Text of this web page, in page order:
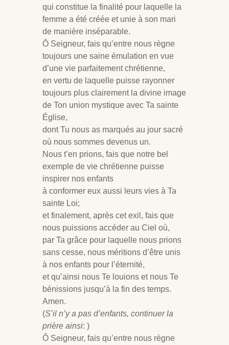
qui constitue la finalité pour laquelle la
femme a été créée et unie à son mari
de manière inséparable.
Ô Seigneur, fais qu’entre nous règne
toujours une saine émulation en vue
d’une vie parfaitement chrétienne,
en vertu de laquelle puisse rayonner
toujours plus clairement la divine image
de Ton union mystique avec Ta sainte
Église,
dont Tu nous as marqués au jour sacré
où nous sommes devenus un.
Nous t’en prions, fais que notre bel
exemple de vie chrétienne puisse
inspirer nos enfants
à conformer eux aussi leurs vies à Ta
sainte Loi;
et finalement, après cet exil, fais que
nous puissions accéder au Ciel où,
par Ta grâce pour laquelle nous prions
sans cesse, nous méritions d’être unis
à nos enfants pour l’éternité,
et qu’ainsi nous Te louions et nous Te
bénissions jusqu’à la fin des temps.
Amen.
(S’il n’y a pas d’enfants, continuer la
prière ainsi: )
Ô Seigneur, fais qu’entre nous règne